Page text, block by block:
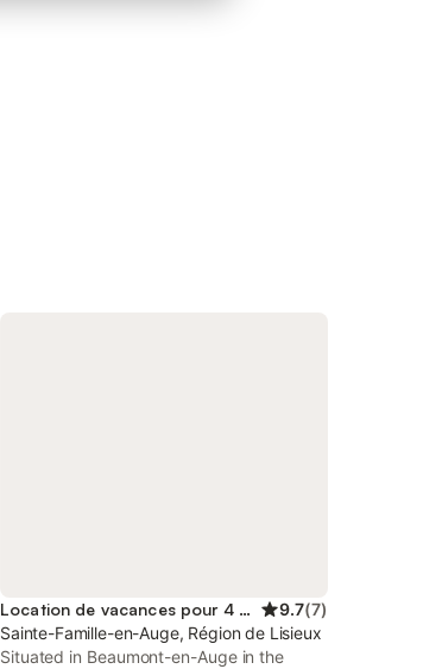
Location de vacances pour 4 personnes 9.7(7)
Sainte-Famille-en-Auge, Région de Lisieux
Situated in Beaumont-en-Auge in the